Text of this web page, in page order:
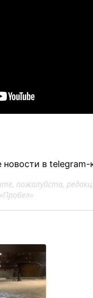
в telegram-
пожалуйста,